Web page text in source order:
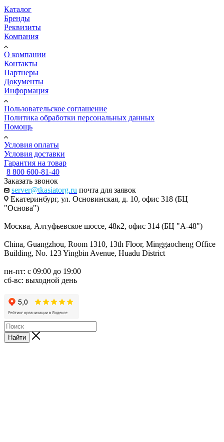
Каталог
Бренды
Реквизиты
Компания
О компании
Контакты
Партнеры
Документы
Информация
Пользовательское соглашение
Политика обработки персональных данных
Помощь
Условия оплаты
Условия доставки
Гарантия на товар
8 800 600-81-40
Заказать звонок
server@tkasiatorg.ru почта для заявок
Екатеринбург, ул. Основинская, д. 10, офис 318 (БЦ
"Основа")
Москва, Алтуфьевское шоссе, 48к2, офис 314 (БЦ "А-48")
China, Guangzhou, Room 1310, 13th Floor, Minggaocheng Office
Building, No. 123 Yingbin Avenue, Huadu District
пн-пт: с 09:00 до 19:00
сб-вс: выходной день
Найти